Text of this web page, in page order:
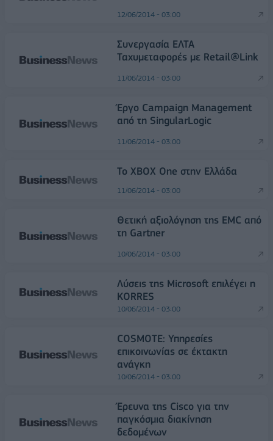
12/06/2014 - 03:00
Συνεργασία ΕΛΤΑ
Ταχυμεταφορές με Retail@Link
11/06/2014 - 03:00
Έργο Campaign Management
από τη SingularLogic
11/06/2014 - 03:00
Το XBOX One στην Ελλάδα
11/06/2014 - 03:00
Θετική αξιολόγηση της EMC από
τη Gartner
10/06/2014 - 03:00
Λύσεις της Microsoft επιλέγει η
KORRES
10/06/2014 - 03:00
COSMOTE: Υπηρεσίες
επικοινωνίας σε έκτακτη
ανάγκη
10/06/2014 - 03:00
Έρευνα της Cisco για την
παγκόσμια διακίνηση
δεδομένων